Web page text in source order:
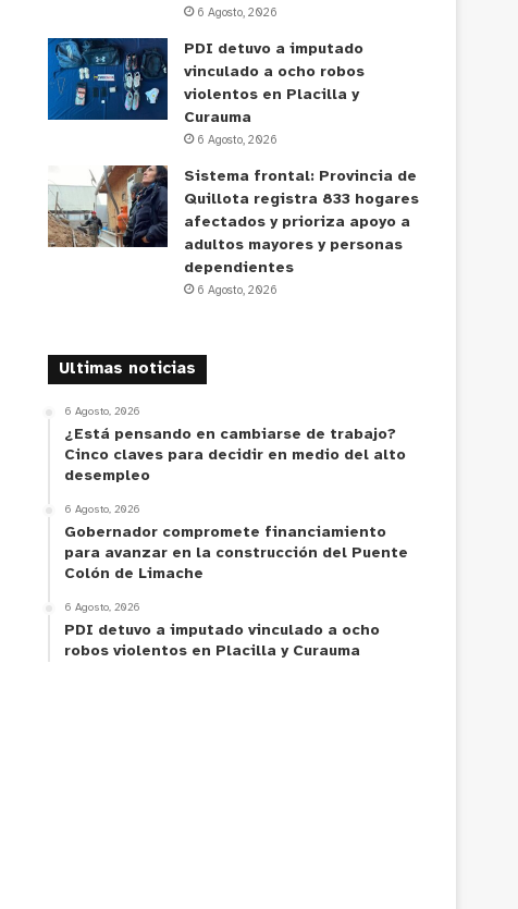
6 Agosto, 2026
PDI detuvo a imputado
vinculado a ocho robos
violentos en Placilla y
Curauma
6 Agosto, 2026
Sistema frontal: Provincia de
Quillota registra 833 hogares
afectados y prioriza apoyo a
adultos mayores y personas
dependientes
6 Agosto, 2026
Ultimas noticias
6 Agosto, 2026
¿Está pensando en cambiarse de trabajo?
Cinco claves para decidir en medio del alto
desempleo
6 Agosto, 2026
Gobernador compromete financiamiento
para avanzar en la construcción del Puente
Colón de Limache
6 Agosto, 2026
PDI detuvo a imputado vinculado a ocho
robos violentos en Placilla y Curauma